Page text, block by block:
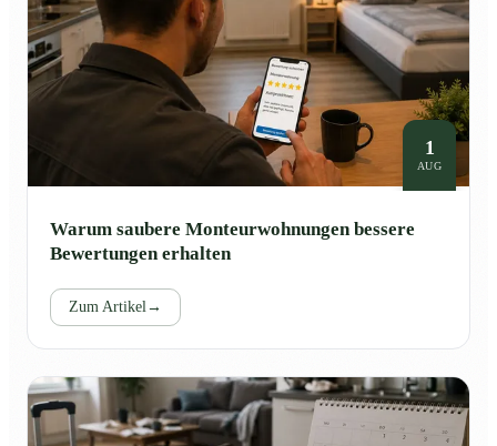
1
AUG
Warum saubere Monteurwohnungen bessere
Bewertungen erhalten
Zum Artikel →